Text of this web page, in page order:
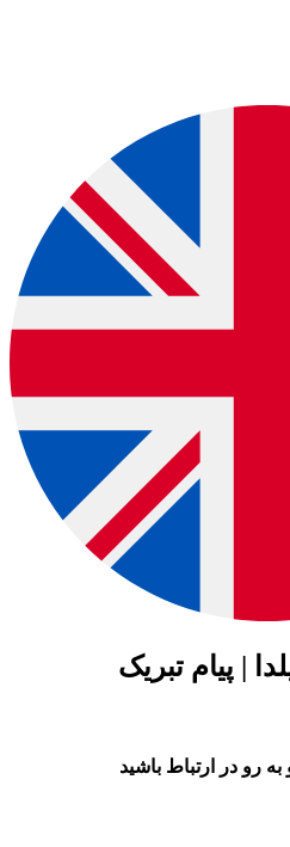
| پیام تبریک
رو در ارتباط باشید